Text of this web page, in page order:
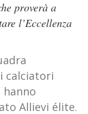
proverà a
l’Eccellenza
calciatori
hanno
Allievi élite.